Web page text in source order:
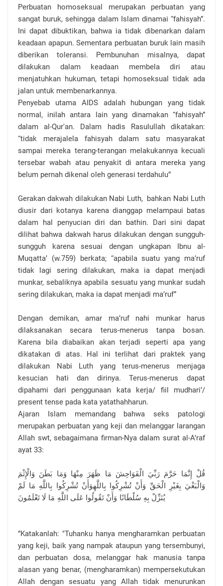
Perbuatan homoseksual merupakan perbuatan yang
sangat buruk, sehingga dalam Islam dinamai “fahisyah”.
Ini dapat dibuktikan, bahwa ia tidak dibenarkan dalam
keadaan apapun. Sementara perbuatan buruk lain masih
diberikan toleransi. Pembunuhan misalnya, dapat
dilakukan dalam keadaan membela diri atau
menjatuhkan hukuman, tetapi homoseksual tidak ada
jalan untuk membenarkannya.
Penyebab utama AIDS adalah hubungan yang tidak
normal, inilah antara lain yang dinamakan “fahisyah”
dalam al-Qur'an. Dalam hadis Rasulullah dikatakan:
“tidak merajalela fahisyah dalam satu masyarakat
sampai mereka terang-terangan melakukannya kecuali
tersebar wabah atau penyakit di antara mereka yang
belum pernah dikenal oleh generasi terdahulu”
Gerakan dakwah dilakukan Nabi Luth, bahkan Nabi Luth
diusir dari kotanya karena dianggap melampaui batas
dalam hal penyucian diri dan bathin. Dari sini dapat
dilihat bahwa dakwah harus dilakukan dengan sungguh-
sungguh karena sesuai dengan ungkapan Ibnu al-
Muqatta’ (w.759) berkata; “apabila suatu yang ma’ruf
tidak lagi sering dilakukan, maka ia dapat menjadi
munkar, sebaliknya apabila sesuatu yang munkar sudah
sering dilakukan, maka ia dapat menjadi ma’ruf”
Dengan demikan, amar ma’ruf nahi munkar harus
dilaksanakan secara terus-menerus tanpa bosan.
Karena bila diabaikan akan terjadi seperti apa yang
dikatakan di atas. Hal ini terlihat dari praktek yang
dilakukan Nabi Luth yang terus-menerus menjaga
kesucian hati dan dirinya. Terus-menerus dapat
dipahami dari penggunaan kata kerja/ fiil mudhari’/
present tense pada kata yatathahharun.
Ajaran Islam memandang bahwa seks patologi
merupakan perbuatan yang keji dan melanggar larangan
Allah swt, sebagaimana firman-Nya dalam surat al-A’raf
ayat 33:
قُلْ إِنَّمَا حَرَّمَ رَبِّيَ الْفَوَاحِشَ مَا ظَهَرَ مِنْهَا وَمَا بَطَنَ وَالْإِثْمَ
وَالْبَغْيَ بِغَيْرِ الْحَقِّ وَأَنْ تُشْرِكُوا بِاللَّهِوَأَنْ تُشْرِكُوا بِاللَّهِ مَا لَمْ
يُنَزِّلْ بِهِ سُلْطَانًا وَأَنْ تَقُولُوا عَلَى اللَّهِ مَا لَا تَعْلَمُونَ
”Katakanlah: "Tuhanku hanya mengharamkan perbuatan
yang keji, baik yang nampak ataupun yang tersembunyi,
dan perbuatan dosa, melanggar hak manusia tanpa
alasan yang benar, (mengharamkan) mempersekutukan
Allah dengan sesuatu yang Allah tidak menurunkan